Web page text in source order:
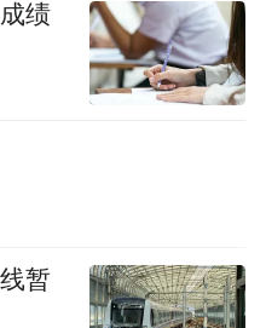
绩
暂